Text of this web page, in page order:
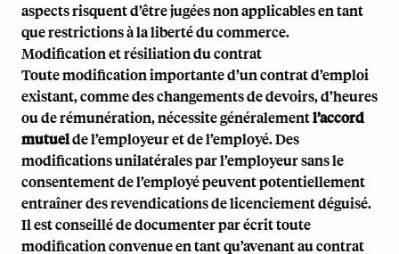
aspects risquent d’être jugées non applicables en tant
que restrictions à la liberté du commerce.
Modification et résiliation du contrat
Toute modification importante d’un contrat d’emploi
existant, comme des changements de devoirs, d’heures
ou de rémunération, nécessite généralementl’accord
mutuelde l’employeur et de l’employé. Des
modifications unilatérales par l’employeur sans le
consentement de l’employé peuvent potentiellement
entraîner des revendications de licenciement déguisé.
Il est conseillé de documenter par écrit toute
modification convenue en tant qu’avenant au contrat